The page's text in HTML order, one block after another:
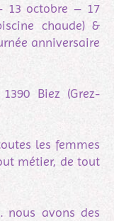
13 octobre – 17
chaude) &
anniversaire
Biez (Grez-
les femmes
métier, de tout
nous avons des